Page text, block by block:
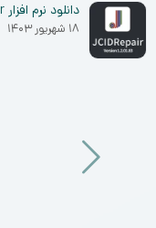
دانلود نرم افزار JCID Repair
۱۸ شهریور ۱۴۰۳